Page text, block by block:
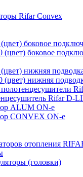
Rifar Convex
боковое
(цвет) боковое
нижняя
(цвет) нижняя
Rifar D-
ALUM ON-e
CONVEX ON-e
отопления
(головки)